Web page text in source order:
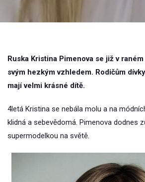
Ruska Kristina Pimenova se již v
svým hezkým vzhledem. Rodičům
mají velmi krásné dítě.
4letá Kristina se nebála molu a na
klidná a sebevědomá. Pimenova dodnes
supermodelkou na světě.